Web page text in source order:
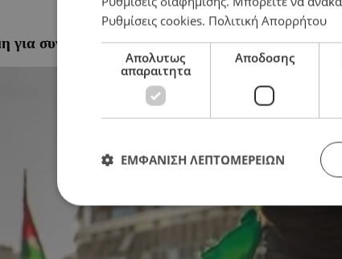
για συνολική εκεχειρία με απελευθέρωση των
Ρυθμίσεις cookies. Πολιτική Απορρήτου
Απολυτως
απαραιτητα
Αποδοσης
ΕΜΦΑΝΙΣΗ ΛΕΠΤΟΜΕΡΕΙΩΝ